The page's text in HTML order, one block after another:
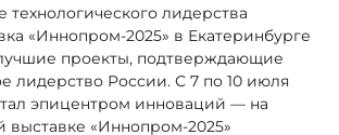
лидерства
«Иннопром-2025» в Екатеринбурге
проекты, подтверждающие
лидерство России. С 7 по 10 июля
эпицентром инноваций — на
выставке «Иннопром-2025»